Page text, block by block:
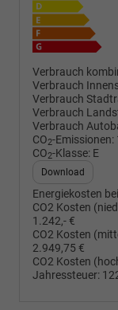
Verbrauch
Verbrauch
Verbrauch
Verbrauch
Verbrauch
CO2-Emissionen:
CO2-Klasse: E
Download
Energiekosten
CO2 Kosten
1.242,- €
CO2 Kosten
2.949,75 €
CO2 Kosten
Jahressteuer: